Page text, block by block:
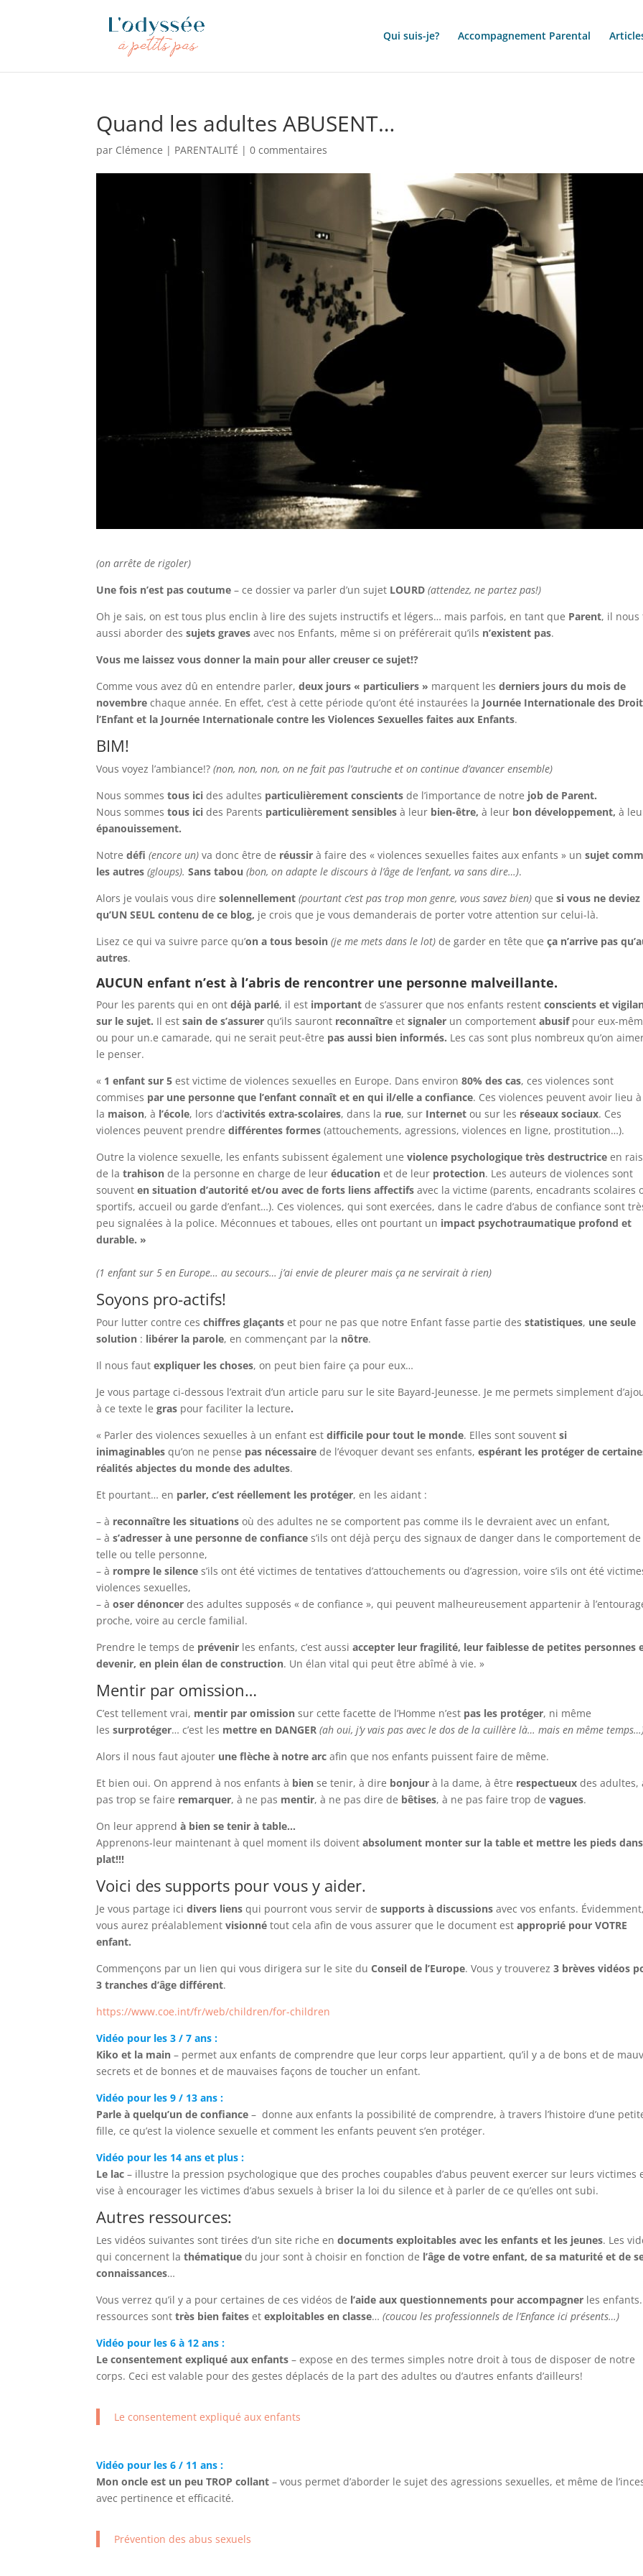
Qui suis-je? Accompagnement Parental
Quand les adultes ABUSENT…
par Clémence | PARENTALITÉ |0 commentaires
(on arrête de rigoler)
Une fois n’est pas coutume – ce dossier va parler d’un sujet LOURD (attendez, ne partez pas!)
Oh je sais, on est tous plus enclin à lire des sujets instructifs et légers… mais parfois, en tant que Parent, il nous
aussi aborder dessujets gravesavec nos Enfants, même si on préférerait qu’ils n’existent pas.
Vous me laissez vous donner la main pour aller creuser ce sujet!?
Comme vous avez dû en entendre parler,deux jours « particuliers » marquent lesderniers jours du mois de
novembrechaque année. En effet, c’est à cette période qu’ont été instaurées la Journée Internationale des
l’Enfant et la Journée Internationale contre les Violences Sexuelles faites aux Enfants.
BIM!
Vous voyez l’ambiance!? (non, non, non, on ne fait pas l’autruche et on continue d’avancer ensemble)
Nous sommestous ici des adultes particulièrement conscients de l’importance de notre job de Parent.
Nous sommes tous icides Parents particulièrement sensibles à leur bien-être,à leur bon développement,à
épanouissement.
Notredéfi (encore un) va donc être de réussir à faire des « violences sexuelles faites aux enfants » unsujet
les autres(gloups). Sans tabou (bon, on adapte le discours à l’âge de l’enfant, va sans dire…).
Alors je voulais vous diresolennellement (pourtant c’est pas trop mon genre, vous savez bien) quesi vous ne
qu’UN SEUL contenu de ce blog, je crois que je vous demanderais de porter votre attention sur celui-là.
Lisez ce qui va suivre parce qu’on a tous besoin (je me mets dans le lot)de garder en tête queça n’arrive pas
autres.
AUCUN enfant n’est à l’abris de rencontrer une personne malveillante.
Pour les parents qui en ontdéjà parlé, il est important de s’assurer que nos enfants restentconscients et
sur le sujet. Il est sain de s’assurerqu’ils sauront reconnaître etsignaler un comportementabusifpour eux-
ou pour un.e camarade, qui ne serait peut-être pas aussi bien informés. Les cas sont plus nombreux qu’on
le penser.
« 1 enfant sur 5est victime de violences sexuelles en Europe. Dans environ80% des cas, ces violences sont
commises par une personne que l’enfant connaît et en qui il/elle a confiance. Ces violences peuvent avoir lieu à
la maison, à l’école, lors d’activités extra-scolaires, dans la rue, sur Internet ou sur les réseaux sociaux. Ces
violences peuvent prendredifférentes formes(attouchements, agressions, violences en ligne, prostitution…).
Outre la violence sexuelle, les enfants subissent également uneviolence psychologique très destructrice en
de latrahison de la personne en charge de leuréducation et de leur protection. Les auteurs de violences sont
souventen situation d’autorité et/ou avec de forts liens affectifsavec la victime (parents, encadrants scolaires
sportifs, accueil ou garde d’enfant…). Ces violences, qui sont exercées, dans le cadre d’abus de confiance sont
peu signalées à la police. Méconnues et taboues, elles ont pourtant un impact psychotraumatique profond et
durable. »
(1 enfant sur 5 en Europe… au secours… j’ai envie de pleurer mais ça ne servirait à rien)
Soyons pro-actifs!
Pour lutter contre ceschiffres glaçants et pour ne pas que notre Enfant fasse partie desstatistiques, une seule
solution : libérer la parole, en commençant par la nôtre.
Il nous fautexpliquer les choses, on peut bien faire ça pour eux…
Je vous partage ci-dessous l’extrait d’un article paru sur le site Bayard-Jeunesse. Je me permets simplement
à ce texte legras pour faciliter la lecture.
« Parler des violences sexuelles à un enfant estdifficile pour tout le monde. Elles sont souventsi
inimaginables qu’on ne pense pas nécessaire de l’évoquer devant ses enfants,espérant les protéger de
réalités abjectes du monde des adultes.
Et pourtant… en parler, c’est réellement les protéger, en les aidant :
– à reconnaître les situations où des adultes ne se comportent pas comme ils le devraient avec un enfant,
– às’adresser à une personne de confiance s’ils ont déjà perçu des signaux de danger dans le comportement de
telle ou telle personne,
– à rompre le silence s’ils ont été victimes de tentatives d’attouchements ou d’agression, voire s’ils ont été
violences sexuelles,
– àoser dénoncerdes adultes supposés « de confiance », qui peuvent malheureusement appartenir à
proche, voire au cercle familial.
Prendre le temps de prévenir les enfants, c’est aussiaccepter leur fragilité, leur faiblesse de petites personnes
devenir, en plein élan de construction. Un élan vital qui peut être abîmé à vie. »
Mentir par omission…
C’est tellement vrai, mentir par omission sur cette facette de l’Homme n’est pas les protéger, ni même
lessurprotéger… c’est les mettre en DANGER (ah oui, j’y vais pas avec le dos de la cuillère là… mais en même
Alors il nous faut ajouter une flèche à notre arc afin que nos enfants puissent faire de même.
Et bien oui. On apprend à nos enfants à bien se tenir, à dire bonjour à la dame, à être respectueux des adultes,
pas trop se faire remarquer, à ne pas mentir, à ne pas dire de bêtises, à ne pas faire trop devagues.
On leur apprendà bien se tenir à table…
Apprenons-leur maintenant à quel moment ils doiventabsolument monter sur la table et mettre les pieds
plat!!!
Voici des supports pour vous y aider.
Je vous partage icidivers liens qui pourront vous servir desupports à discussions avec vos enfants. Évidemment,
vous aurez préalablementvisionné tout cela afin de vous assurer que le document estapproprié pour VOTRE
enfant.
Commençons par un lien qui vous dirigera sur le site duConseil de l’Europe. Vous y trouverez3 brèves vidéos
3 tranches d’âge différent.
https://www.coe.int/fr/web/children/for-children
Vidéo pour les 3 / 7 ans :
Kiko et la main – permet aux enfants de comprendre que leur corps leur appartient, qu’il y a de bons et de
secrets et de bonnes et de mauvaises façons de toucher un enfant.
Vidéo pour les 9 / 13 ans :
Parle à quelqu’un de confiance – donne aux enfants la possibilité de comprendre, à travers l’histoire d’une
fille, ce qu’est la violence sexuelle et comment les enfants peuvent s’en protéger.
Vidéo pour les 14 ans et plus :
Le lac– illustre la pression psychologique que des proches coupables d’abus peuvent exercer sur leurs victimes
vise à encourager les victimes d’abus sexuels à briser la loi du silence et à parler de ce qu’elles ont subi.
Autres ressources:
Les vidéos suivantes sont tirées d’un site riche endocuments exploitables avec les enfants et les jeunes. Les
qui concernent lathématique du jour sont à choisir en fonction de l’âge de votre enfant, de sa maturité et de
connaissances…
Vous verrez qu’il y a pour certaines de ces vidéos de l’aide aux questionnements pour accompagner les enfants.
ressources sonttrès bien faitesetexploitables en classe… (coucou les professionnels de l’Enfance ici présents…)
Vidéo pour les 6 à 12 ans :
Le consentement expliqué aux enfants– expose en des termes simples notre droit à tous de disposer de notre
corps. Ceci est valable pour des gestes déplacés de la part des adultes ou d’autres enfants d’ailleurs!
Le consentement expliqué aux enfants
Vidéo pour les 6 / 11 ans :
Mon oncle est un peu TROP collant – vous permet d’aborder le sujet des agressions sexuelles, et même de
avec pertinence et efficacité.
Prévention des abus sexuels